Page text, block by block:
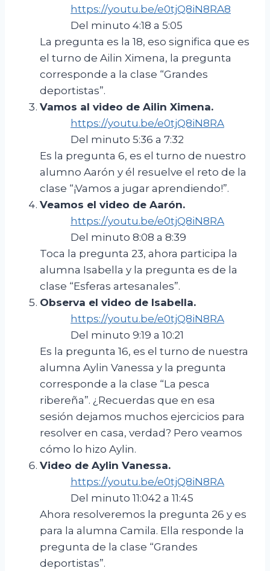
https://youtu.be/e0tjQ8iN8RA8
Del minuto 4:18 a 5:05
La pregunta es la 18, eso significa que es
el turno de Ailin Ximena, la pregunta
corresponde a la clase “Grandes
deportistas”.
Vamos al video de Ailin Ximena.
https://youtu.be/e0tjQ8iN8RA
Del minuto 5:36 a 7:32
Es la pregunta 6, es el turno de nuestro
alumno Aarón y él resuelve el reto de la
clase “¡Vamos a jugar aprendiendo!”.
Veamos el video de Aarón.
https://youtu.be/e0tjQ8iN8RA
Del minuto 8:08 a 8:39
Toca la pregunta 23, ahora participa la
alumna Isabella y la pregunta es de la
clase “Esferas artesanales”.
Observa el video de Isabella.
https://youtu.be/e0tjQ8iN8RA
Del minuto 9:19 a 10:21
Es la pregunta 16, es el turno de nuestra
alumna Aylin Vanessa y la pregunta
corresponde a la clase “La pesca
ribereña”. ¿Recuerdas que en esa
sesión dejamos muchos ejercicios para
resolver en casa, verdad? Pero veamos
cómo lo hizo Aylin.
Video de Aylin Vanessa.
https://youtu.be/e0tjQ8iN8RA
Del minuto 11:042 a 11:45
Ahora resolveremos la pregunta 26 y es
para la alumna Camila. Ella responde la
pregunta de la clase “Grandes
deportistas”.